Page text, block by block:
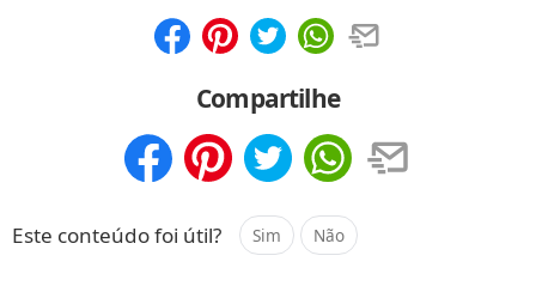
Compartilhe
Este conteúdo foi útil? Sim Não